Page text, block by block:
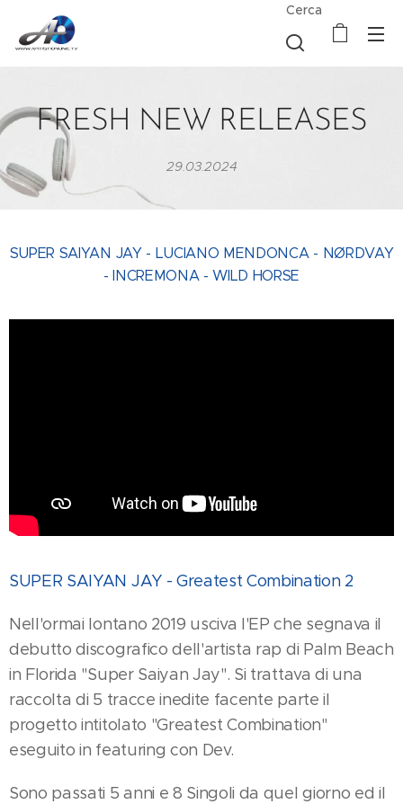
Cerca
FRESH NEW RELEASES
29.03.2024
SUPER SAIYAN JAY - LUCIANO MENDONCA - NØRDVAY
- INCREMONA - WILD HORSE
SUPER SAIYAN JAY - Greatest Combination 2
Nell'ormai lontano 2019 usciva l'EP che segnava il
debutto discografico dell'artista rap di Palm Beach
in Florida "Super Saiyan Jay". Si trattava di una
raccolta di 5 tracce inedite facente parte il
progetto intitolato "Greatest Combination"
eseguito in featuring con Dev.
Sono passati 5 anni e 8 Singoli da quel giorno ed il